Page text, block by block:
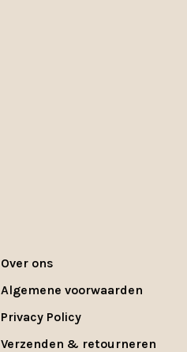
Over ons
Algemene voorwaarden
Privacy Policy
Verzenden & retourneren